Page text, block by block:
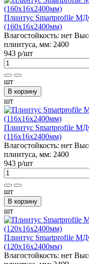
Плинтус Smartprofile
(160х16х2400мм)
Влагостойкость: нет
плинтуса, мм: 2400
943 р/шт
шт
В корзину
шт
Плинтус Smartprofile
(116х16х2400мм)
Влагостойкость: нет
плинтуса, мм: 2400
943 р/шт
шт
В корзину
шт
Плинтус Smartprofile
(120х16х2400мм)
Влагостойкость: нет